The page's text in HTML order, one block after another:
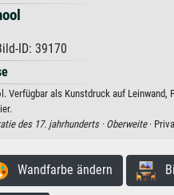
ID: 39170
als Kunstdruck auf
des 17. jahrhunderts ·Oberweite·
Wandfarbe ändern